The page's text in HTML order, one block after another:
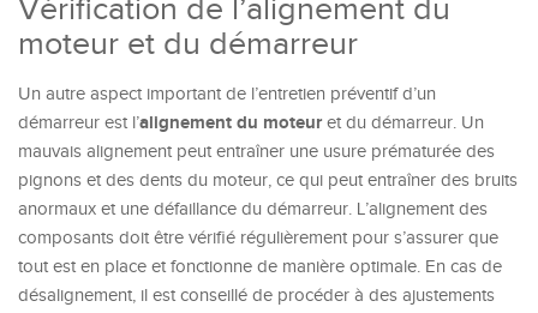
Vérification de l’alignement du
moteur et du démarreur
Un autre aspect important de l’entretien préventif d’un
démarreur est l’alignement du moteuret du démarreur. Un
mauvais alignement peut entraîner une usure prématurée des
pignons et des dents du moteur, ce qui peut entraîner des bruits
anormaux et une défaillance du démarreur. L’alignement des
composants doit être vérifié régulièrement pour s’assurer que
tout est en place et fonctionne de manière optimale. En cas de
désalignement, il est conseillé de procéder à des ajustements